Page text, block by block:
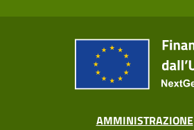
AMMINISTRAZIONE